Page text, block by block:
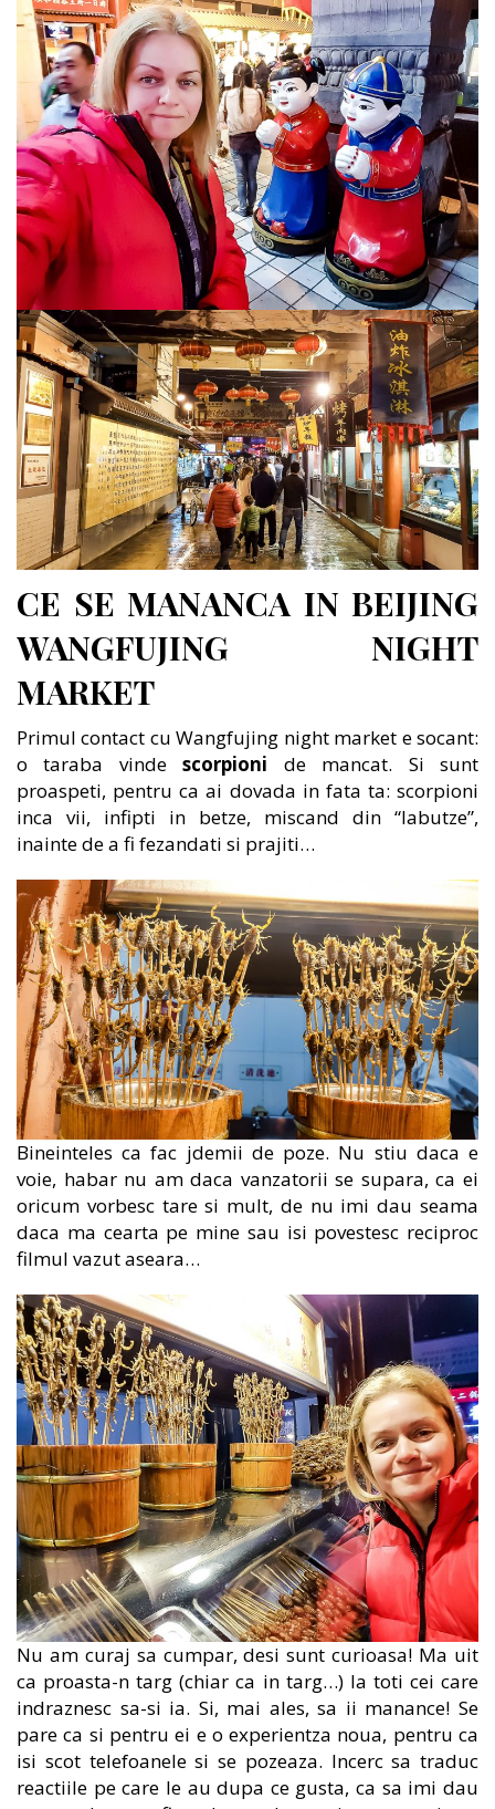
CE SE MANANCA IN BEIJING
WANGFUJING NIGHT
MARKET
Primul contact cu Wangfujing night market e socant:
o taraba vindescorpioni de mancat. Si sunt
proaspeti, pentru ca ai dovada in fata ta: scorpioni
inca vii, infipti in betze, miscand din “labutze”,
inainte de a fi fezandati si prajiti…
Bineinteles ca fac jdemii de poze. Nu stiu daca e
voie, habar nu am daca vanzatorii se supara, ca ei
oricum vorbesc tare si mult, de nu imi dau seama
daca ma cearta pe mine sau isi povestesc reciproc
filmul vazut aseara…
Nu am curaj sa cumpar, desi sunt curioasa! Ma uit
ca proasta-n targ (chiar ca in targ…) la toti cei care
indraznesc sa-si ia. Si, mai ales, sa ii manance! Se
pare ca si pentru ei e o experientza noua, pentru ca
isi scot telefoanele si se pozeaza. Incerc sa traduc
reactiile pe care le au dupa ce gusta, ca sa imi dau